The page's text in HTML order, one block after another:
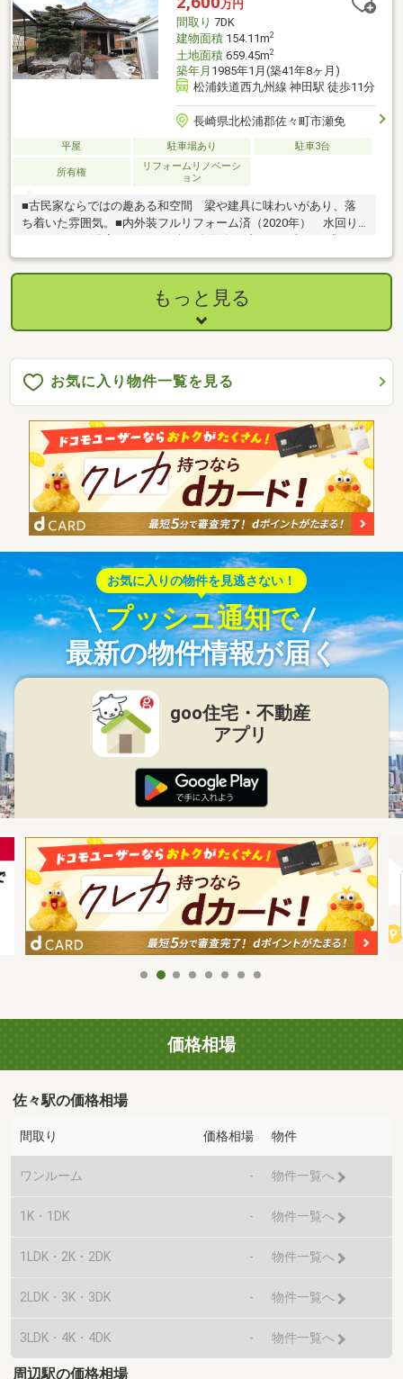
万円
間取り 7DK
建物面積154.11m2
土地面積659.45m2
築年月 1985年1月(築41年8ヶ月)
松浦鉄道西九州線 神田駅 徒歩11分
長崎県北松浦郡佐々町市瀬免
平屋 駐車場あり 駐車3台
所有権
リフォームリノベーシ
ョン
■古民家ならではの趣ある和空間 梁や建具に味わいがあり、落
ち着いた雰囲気。■内外装フルリフォーム済（2020年） 水回り
せずそのまま住めます。■7DK＋広々敷地約119坪 部屋数が多
く、二世帯住宅・在宅ワーク・趣味部屋など多用途に対応可能。
■事務所付きで収益性あり 敷地内に貸出可能な建物があり、年
間約96万円の安定収入が見込めます。■生活利便性の高い立地
スーパー・ホームセンター・病院が近く、日常生活がとてもスム
もっと見る
お気に入り物件一覧を見る
お気に入りの物件を見逃さない！
プッシュ通知で
最新の物件情報が届く
goo住宅・不動産
アプリ
価格相場
佐々駅の価格相場
間取り 価格相場 物件
ワンルーム - 物件一覧へ
1K・1DK - 物件一覧へ
1LDK・2K・2DK - 物件一覧へ
2LDK・3K・3DK - 物件一覧へ
3LDK・4K・4DK - 物件一覧へ
周辺駅の価格相場